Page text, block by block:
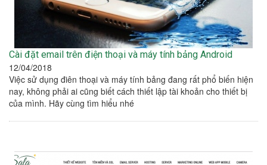
Cài đặt email trên điện thoại và máy tính bảng Android
12/04/2018
Việc sử dụng điên thoại và máy tính bảng đang rất phổ biến hiện
nay, không phải ai cũng biết cách thiết lập tài khoản cho thiết bị
của mình. Hãy cùng tìm hiểu nhé